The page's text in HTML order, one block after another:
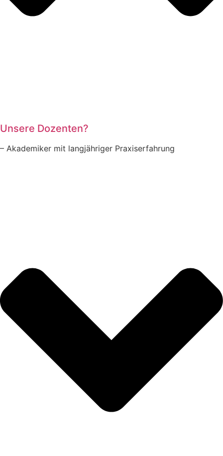
Unsere Dozenten?
– Akademiker mit langjähriger Praxiserfahrung